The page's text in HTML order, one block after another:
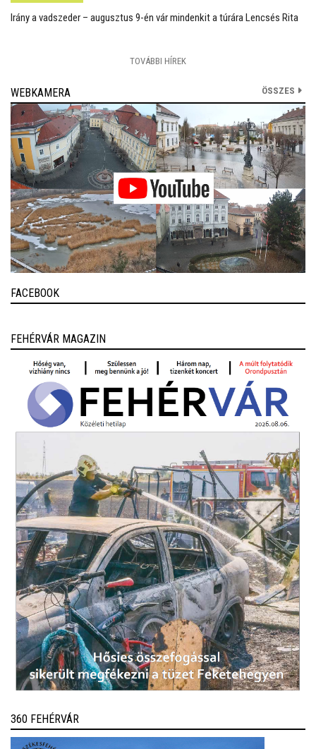
Irány a vadszeder – augusztus 9-én vár mindenkit a túrára Lencsés Rita
TOVÁBBI HÍREK
WEBKAMERA ÖSSZES
FACEBOOK
FEHÉRVÁR MAGAZIN
360 FEHÉRVÁR